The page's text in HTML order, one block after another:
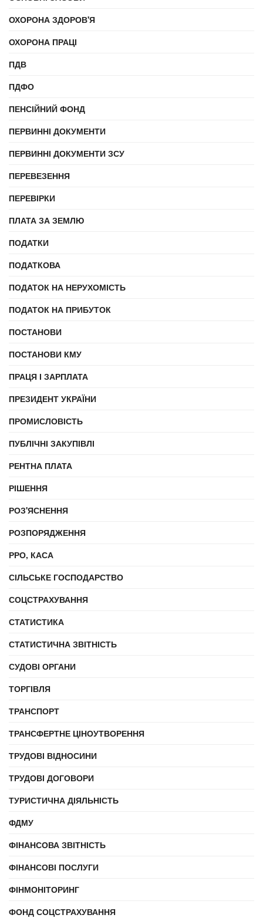
ОХОРОНА ЗДОРОВ'Я
ОХОРОНА ПРАЦІ
ПДВ
ПДФО
ПЕНСІЙНИЙ ФОНД
ПЕРВИННІ ДОКУМЕНТИ
ПЕРВИННІ ДОКУМЕНТИ ЗСУ
ПЕРЕВЕЗЕННЯ
ПЕРЕВІРКИ
ПЛАТА ЗА ЗЕМЛЮ
ПОДАТКИ
ПОДАТКОВА
ПОДАТОК НА НЕРУХОМІСТЬ
ПОДАТОК НА ПРИБУТОК
ПОСТАНОВИ
ПОСТАНОВИ КМУ
ПРАЦЯ І ЗАРПЛАТА
ПРЕЗИДЕНТ УКРАЇНИ
ПРОМИСЛОВІСТЬ
ПУБЛІЧНІ ЗАКУПІВЛІ
РЕНТНА ПЛАТА
РІШЕННЯ
РОЗ'ЯСНЕННЯ
РОЗПОРЯДЖЕННЯ
РРО, КАСА
СІЛЬСЬКЕ ГОСПОДАРСТВО
СОЦСТРАХУВАННЯ
СТАТИСТИКА
СТАТИСТИЧНА ЗВІТНІСТЬ
СУДОВІ ОРГАНИ
ТОРГІВЛЯ
ТРАНСПОРТ
ТРАНСФЕРТНЕ ЦІНОУТВОРЕННЯ
ТРУДОВІ ВІДНОСИНИ
ТРУДОВІ ДОГОВОРИ
ТУРИСТИЧНА ДІЯЛЬНІСТЬ
ФДМУ
ФІНАНСОВА ЗВІТНІСТЬ
ФІНАНСОВІ ПОСЛУГИ
ФІНМОНІТОРИНГ
ФОНД СОЦСТРАХУВАННЯ